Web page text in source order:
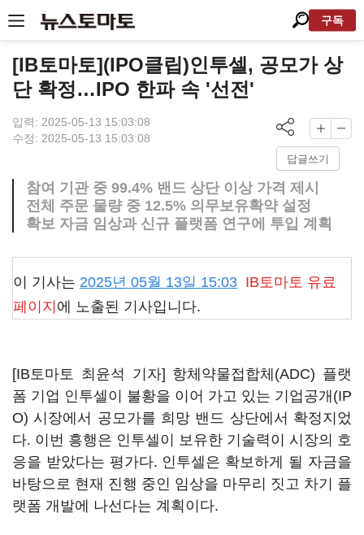
구독
[IB토마토](IPO클립)인투셀, 공모가 상
단 확정…IPO 한파 속 '선전'
입력: 2025-05-13 15:03:08
수정: 2025-05-13 15:03:08
답글쓰기
참여 기관 중 99.4% 밴드 상단 이상 가격 제시
전체 주문 물량 중 12.5% 의무보유확약 설정
확보 자금 임상과 신규 플랫폼 연구에 투입 계획
이 기사는 2025년 05월 13일 15:03 IB토마토 유료
페이지 에 노출된 기사입니다.
[IB토마토 최윤석 기자] 항체약물접합체(ADC) 플랫
폼 기업 인투셀이 불황을 이어 가고 있는 기업공개(IP
O) 시장에서 공모가를 희망 밴드 상단에서 확정지었
다. 이번 흥행은 인투셀이 보유한 기술력이 시장의 호
응을 받았다는 평가다. 인투셀은 확보하게 될 자금을
바탕으로 현재 진행 중인 임상을 마무리 짓고 차기 플
랫폼 개발에 나선다는 계획이다.